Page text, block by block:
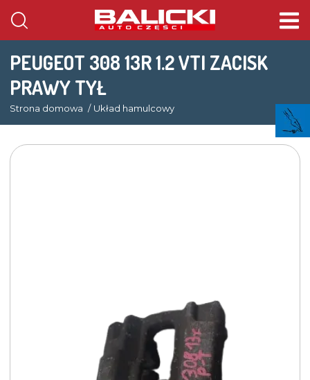
PEUGEOT 308 13R 1.2 VTI ZACISK
PRAWY TYŁ
Strona domowa Układ hamulcowy